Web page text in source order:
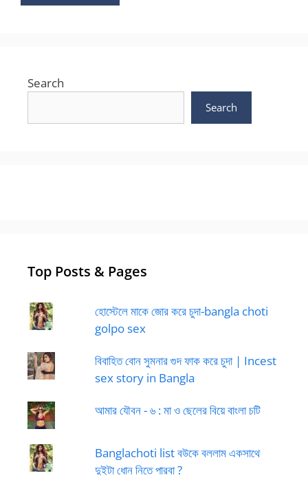
Search
Search
Top Posts & Pages
হোস্টেলে মাকে জোর করে চুদা-bangla choti
golpo sex
বিবাহিত বোন সুমনার গুদ ফাক করে চুদা | Incest
sex story in Bangla
আমার যৌবন - ৬ : মা ও ছেলের বিয়ে বাংলা চটি
Banglachoti list বউকে বললাম একসাথে
দুইটা ধোন নিতে পারবা ?